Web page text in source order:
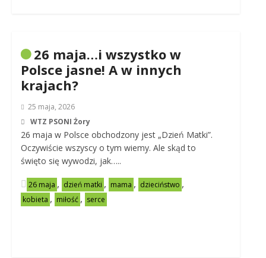
26 maja…i wszystko w
Polsce jasne! A w innych
krajach?
25 maja, 2026
WTZ PSONI Żory
26 maja w Polsce obchodzony jest „Dzień Matki”.
Oczywiście wszyscy o tym wiemy. Ale skąd to
święto się wywodzi, jak…..
26 maja , dzień matki , mama , dzieciństwo ,
kobieta , miłość , serce